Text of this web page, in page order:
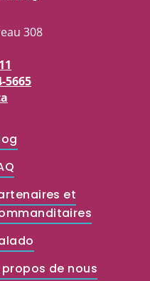
308
5665
et
propos de nous